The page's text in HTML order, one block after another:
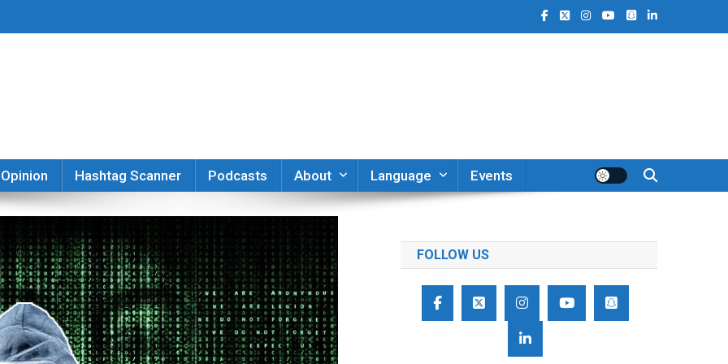
Opinion Hashtag Scanner Podcasts About Language Events
FOLLOW US